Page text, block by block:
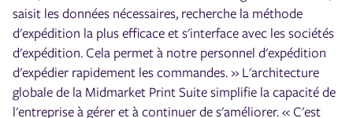
saisit les données nécessaires, recherche la méthode
d'expédition la plus efficace et s'interface avec les sociétés
d'expédition. Cela permet à notre personnel d'expédition
d'expédier rapidement les commandes. » L'architecture
globale de la Midmarket Print Suite simplifie la capacité de
l'entreprise à gérer et à continuer de s'améliorer. « C'est